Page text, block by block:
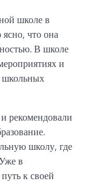
школе в
что она
В школе
и
школьных
рекомендовали
школу, где
в
к своей